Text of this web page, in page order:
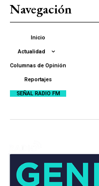
Navegación
Inicio
Actualidad
Columnas de Opinión
Reportajes
SEÑAL RADIO FM